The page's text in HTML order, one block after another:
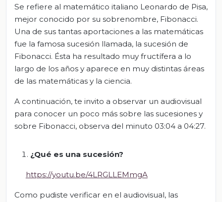
Se refiere al matemático italiano Leonardo de Pisa,
mejor conocido por su sobrenombre, Fibonacci.
Una de sus tantas aportaciones a las matemáticas
fue la famosa sucesión llamada, la sucesión de
Fibonacci. Ésta ha resultado muy fructífera a lo
largo de los años y aparece en muy distintas áreas
de las matemáticas y la ciencia.
A continuación, te invito a observar un audiovisual
para conocer un poco más sobre las sucesiones y
sobre Fibonacci, observa del minuto 03:04 a 04:27.
¿Qué es una sucesión?
https://youtu.be/4LRGLLEMmgA
Como pudiste verificar en el audiovisual, las